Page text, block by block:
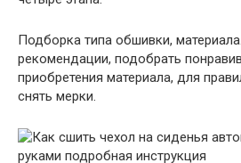
Подборка типа обшивки,
рекомендации, подобрать
приобретения материала, для
снять мерки.